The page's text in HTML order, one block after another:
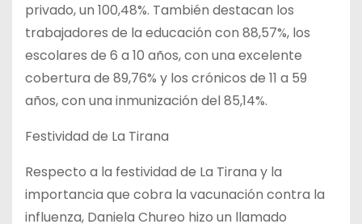
privado, un 100,48%. También destacan los
trabajadores de la educación con 88,57%, los
escolares de 6 a 10 años, con una excelente
cobertura de 89,76% y los crónicos de 11 a 59
años, con una inmunización del 85,14%.
Festividad de La Tirana
Respecto a la festividad de La Tirana y la
importancia que cobra la vacunación contra la
influenza, Daniela Chureo hizo un llamado